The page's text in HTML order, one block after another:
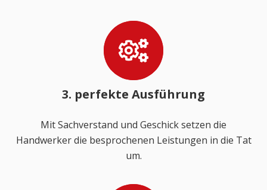
3. perfekte Ausführung
Mit Sachverstand und Geschick setzen die
Handwerker die besprochenen Leistungen in die Tat
um.